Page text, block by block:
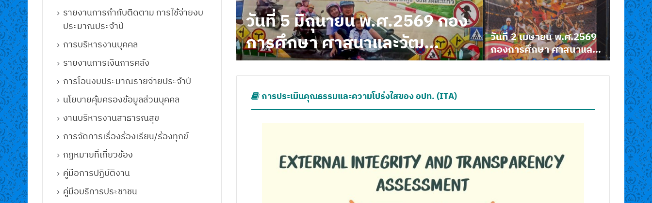
น พ.ศ.2569 กอง
นาและวัฒ…
วันที่ 2 เมษายน พ.ศ.2569
กองการศึกษา ศาสนาและ
วันที่ 12 กรกฏาคม พ.ศ.2569
องค์การบริหารส่วนตำบลโน…
องค์การบริหารส่วนตำบล
โนนหมากมุ่น จัดโครงการ
ฝึกอบรม…
การประเมินคุณธรรมและความโปร่งใสของ อปท. (ITA)
รายงานการกำกับติดตาม การใช้จ่ายงบ
ประมาณประจำปี
การบริหารงานบุคคล
รายงานการเงินการคลัง
การโอนงบประมาณรายจ่ายประจำปี
นโยบายคุ้มครองข้อมูลส่วนบุคคล
งานบริหารงานสาธารณสุข
การจัดการเรื่องร้องเรียน/ร้องทุกข์
กฏหมายที่เกี่ยวข้อง
คู่มือการปฏิบัติงาน
คู่มือบริการประชาชน